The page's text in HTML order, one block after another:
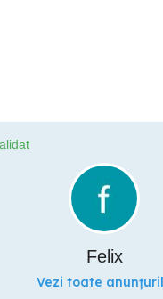
Felix
Vezi toate